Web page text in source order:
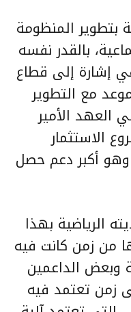
بتطوير المنظومة
بالقدر نفسه
إشارة إلى قطاع
مع التطوير
العهد الأمير
الاستثمار
وهو أكبر دعم حصل
الرياضية بهذا
من زمن كانت فيه
وبعض الداعمين
زمن تعتمد فيه